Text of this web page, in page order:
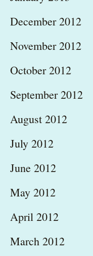
December 2012
November 2012
October 2012
September 2012
August 2012
July 2012
June 2012
May 2012
April 2012
March 2012